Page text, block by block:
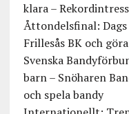
klara –
Åttondelsfinal:
Frillesås BK och
Svenska
barn – Snöharen
och spela bandy